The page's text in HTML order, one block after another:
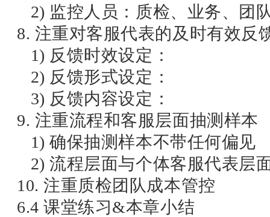
2) 监控人员：质检、业务、团
8. 注重对客服代表的及时有效反
1) 反馈时效设定：
2) 反馈形式设定：
3) 反馈内容设定：
9. 注重流程和客服层面抽测样本
1) 确保抽测样本不带任何偏见
2) 流程层面与个体客服代表层
10. 注重质检团队成本管控
6.4 课堂练习&本章小结